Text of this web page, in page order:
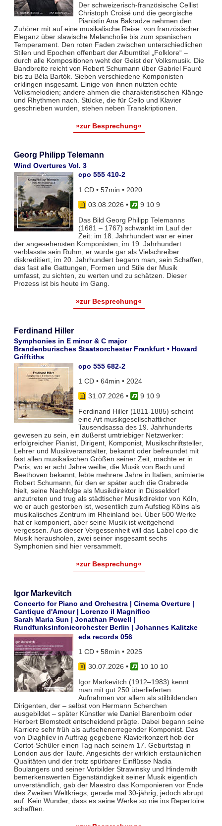
Der schweizerisch-französische Cellist
Christoph Croisé und die georgische
Pianistin Ana Bakradze nehmen den
Zuhörer mit auf eine musikalische Reise: von französischer
Eleganz über slawische Melancholie bis zum spanischen
Temperament. Den roten Faden zwischen unterschiedlichen
Stilen und Epochen offenbart der Albumtitel „Folklore“ –
durch alle Kompositionen weht der Geist der Volksmusik. Die
Bandbreite reicht von Robert Schumann über Gabriel Fauré
bis zu Béla Bartók. Sieben verschiedene Komponisten
erklingen insgesamt. Einige von ihnen nutzten echte
Volksmelodien; andere ahmen die charakteristischen Klänge
und Rhythmen nach. Stücke, die für Cello und Klavier
geschrieben wurden, stehen neben Transkriptionen.
»zur Besprechung«
Georg Philipp Telemann
Wind Overtures Vol. 3
cpo 555 410-2
1 CD • 57min • 2020
03.08.2026 •
9 10 9
Das Bild Georg Philipp Telemanns
(1681 – 1767) schwankt im Lauf der
Zeit: im 18. Jahrhundert war er einer
der angesehensten Komponisten, im 19. Jahrhundert
verblasste sein Ruhm, er wurde gar als Vielschreiber
diskreditiert, im 20. Jahrhundert begann man, sein Schaffen,
das fast alle Gattungen, Formen und Stile der Musik
umfasst, zu sichten, zu werten und zu schätzen. Dieser
Prozess ist bis heute im Gang.
»zur Besprechung«
Ferdinand Hiller
Symphonies in E minor & C major
Brandenburisches Staatsorchester Frankfurt • Howard
Grifftiths
cpo 555 682-2
1 CD • 64min • 2024
31.07.2026 •
9 10 9
Ferdinand Hiller (1811-1885) scheint
eine Art musikgesellschaftlicher
Tausendsassa des 19. Jahrhunderts
gewesen zu sein, ein äußerst umtriebiger Netzwerker:
erfolgreicher Pianist, Dirigent, Komponist, Musikschriftsteller,
Lehrer und Musikveranstalter, bekannt oder befreundet mit
fast allen musikalischen Größen seiner Zeit, machte er in
Paris, wo er acht Jahre weilte, die Musik von Bach und
Beethoven bekannt, lebte mehrere Jahre in Italien, animierte
Robert Schumann, für den er später auch die Grabrede
hielt, seine Nachfolge als Musikdirektor in Düsseldorf
anzutreten und trug als städtischer Musikdirektor von Köln,
wo er auch gestorben ist, wesentlich zum Aufstieg Kölns als
musikalisches Zentrum im Rheinland bei. Über 500 Werke
hat er komponiert, aber seine Musik ist weitgehend
vergessen. Aus dieser Vergessenheit will das Label cpo die
Musik herausholen, zwei seiner insgesamt sechs
Symphonien sind hier versammelt.
»zur Besprechung«
Igor Markevitch
Concerto for Piano and Orchestra | Cinema Overture |
Cantique d'Amour | Lorenzo il Magnifico
Sarah Maria Sun | Jonathan Powell |
Rundfunksinfonieorchester Berlin | Johannes Kalitzke
eda records 056
1 CD • 58min • 2025
30.07.2026 •
10 10 10
Igor Markevitch (1912–1983) kennt
man mit gut 250 überlieferten
Aufnahmen vor allem als stilbildenden
Dirigenten, der – selbst von Hermann Scherchen
ausgebildet – später Künstler wie Daniel Barenboim oder
Herbert Blomstedt entscheidend prägte. Dabei begann seine
Karriere sehr früh als aufsehenerregender Komponist. Das
von Diaghilev in Auftrag gegebene Klavierkonzert hob der
Cortot-Schüler einen Tag nach seinem 17. Geburtstag in
London aus der Taufe. Angesichts der wirklich erstaunlichen
Qualitäten und der trotz spürbarer Einflüsse Nadia
Boulangers und seiner Vorbilder Strawinsky und Hindemith
bemerkenswerten Eigenständigkeit seiner Musik eigentlich
unverständlich, gab der Maestro das Komponieren vor Ende
des Zweiten Weltkriegs, gerade mal 30-jährig, jedoch abrupt
auf. Kein Wunder, dass es seine Werke so nie ins Repertoire
schafften.